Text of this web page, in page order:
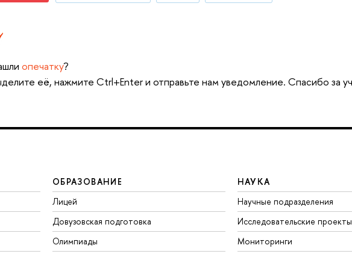
опечатку?
её, нажмите Ctrl+Enter и отправьте нам уведомление. Спасибо за
ОБРАЗОВАНИЕ
Лицей
Довузовская подготовка
Олимпиады
НАУКА
Научные подразделения
Исследовательские проекты
Мониторинги